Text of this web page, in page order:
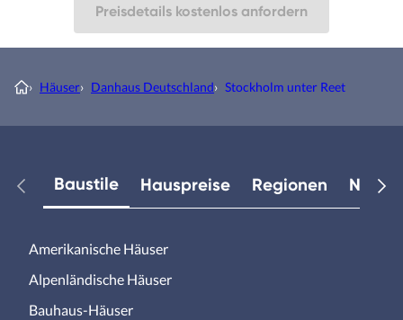
Preisdetails kostenlos anfordern
› Häuser› Danhaus Deutschland› Stockholm unter Reet
Baustile Hauspreise Regionen
Amerikanische Häuser
Alpenländische Häuser
Bauhaus-Häuser